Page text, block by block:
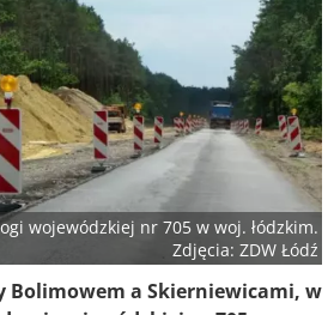
wojewódzkiej nr 705 w woj. łódzkim.
Zdjęcia: ZDW Łódź
Bolimowem a Skierniewicami, w